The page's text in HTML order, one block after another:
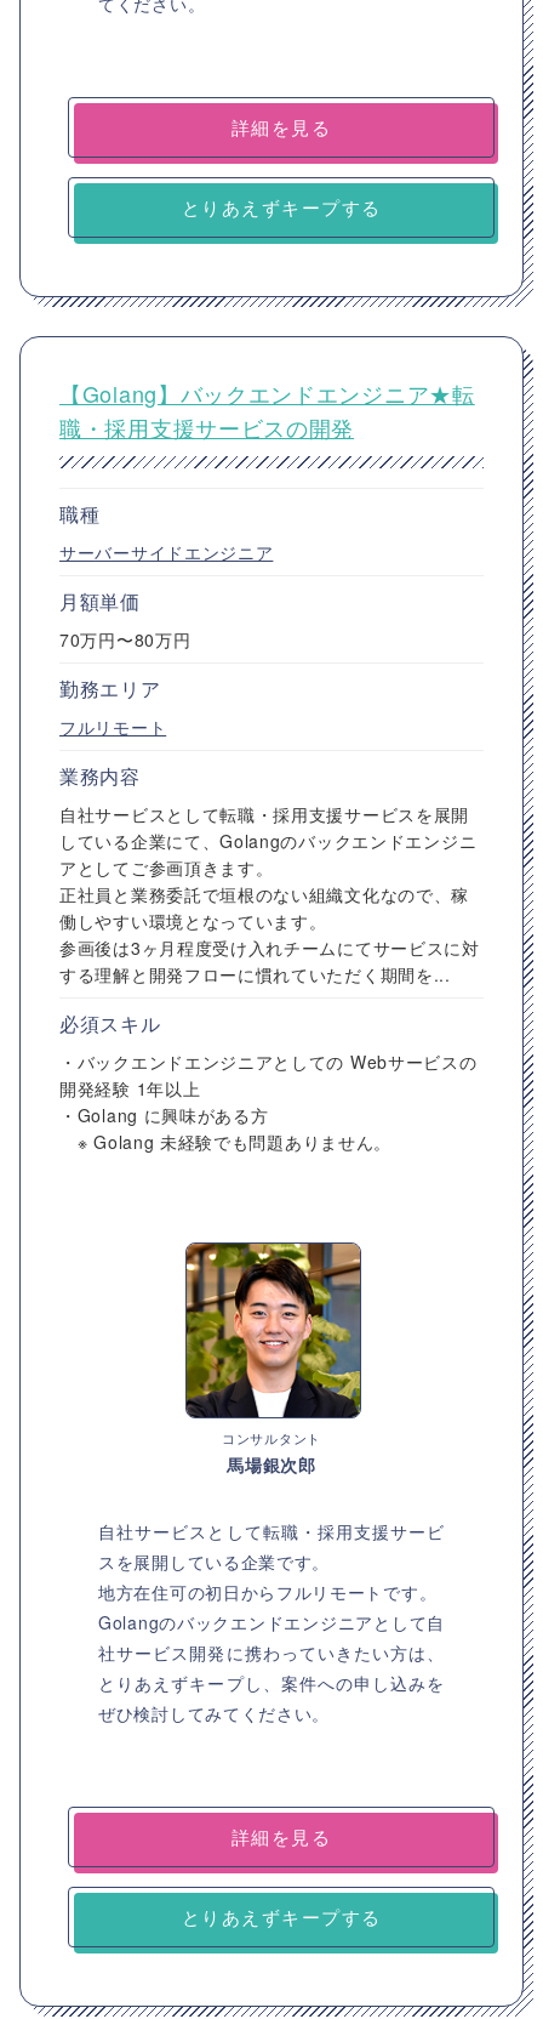
詳細を見る
とりあえずキープする
【Golang】バックエンドエンジニア★転
職・採用支援サービスの開発
職種
サーバーサイドエンジニア
月額単価
70万円〜80万円
勤務エリア
フルリモート
業務内容
自社サービスとして転職・採用支援サービスを展開
している企業にて、Golangのバックエンドエンジニ
アとしてご参画頂きます。
正社員と業務委託で垣根のない組織文化なので、稼
働しやすい環境となっています。
参画後は3ヶ月程度受け入れチームにてサービスに対
する理解と開発フローに慣れていただく期間を...
必須スキル
・バックエンドエンジニアとしての Webサービスの
開発経験 1年以上
・Golang に興味がある方
※ Golang 未経験でも問題ありません。
コンサルタント
馬場銀次郎
自社サービスとして転職・採用支援サービ
スを展開している企業です。
地方在住可の初日からフルリモートです。
Golangのバックエンドエンジニアとして自
社サービス開発に携わっていきたい方は、
とりあえずキープし、案件への申し込みを
ぜひ検討してみてください。
詳細を見る
とりあえずキープする